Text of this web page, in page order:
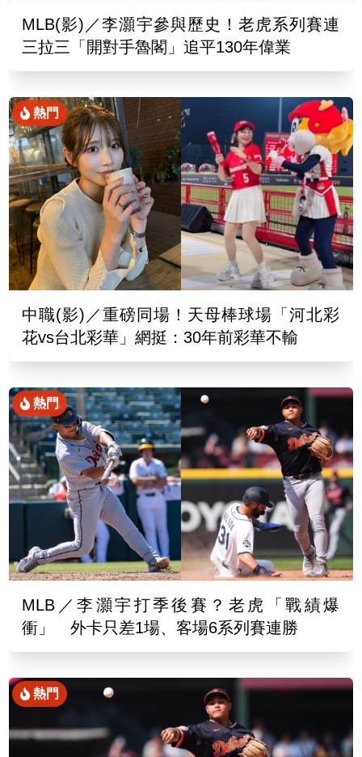
MLB(影)／李灝宇參與歷史！老虎系列賽連
三拉三「開對手魯閣」追平130年偉業
熱門
中職(影)／重磅同場！天母棒球場「河北彩
花vs台北彩華」網挺：30年前彩華不輸
熱門
MLB／李灝宇打季後賽？老虎「戰績爆
衝」 外卡只差1場、客場6系列賽連勝
熱門